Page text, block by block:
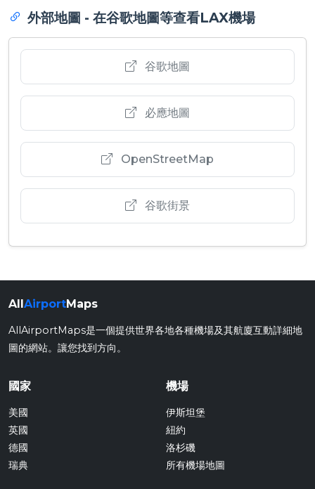
外部地圖 - 在谷歌地圖等查看LAX機場
谷歌地圖
必應地圖
OpenStreetMap
谷歌街景
AllAirportMaps
AllAirportMaps是一個提供世界各地各種機場及其航廈互動詳細地
圖的網站。讓您找到方向。
國家
美國
英國
德國
瑞典
機場
伊斯坦堡
紐約
洛杉磯
所有機場地圖